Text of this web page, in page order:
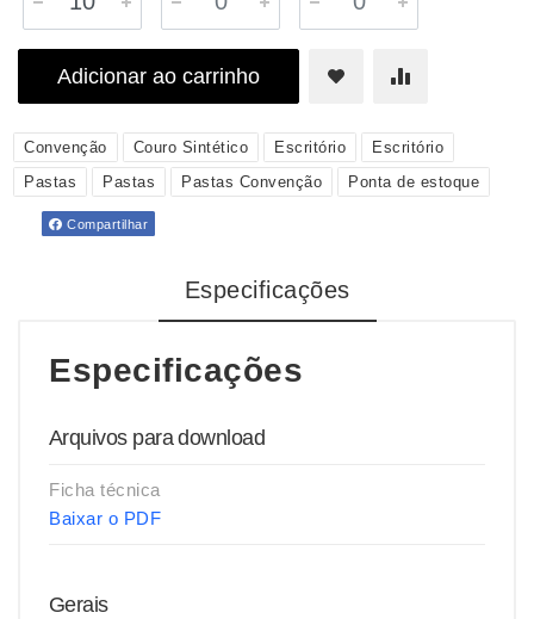
Adicionar ao carrinho
Convenção Couro Sintético Escritório
Escritório
Pastas
Pastas Pastas Convenção Ponta de estoque
Compartilhar
Especificações
Especificações
Arquivos para download
Ficha técnica
Baixar o PDF
Gerais